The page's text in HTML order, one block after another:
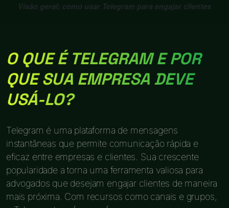
Visão geral: como usar Telegram para engajar clientes
O QUE É TELEGRAM E POR
QUE SUA EMPRESA DEVE
USÁ-LO?
Telegram é uma plataforma de mensagens
instantâneas que permite comunicação rápida e
eficaz entre empresas e clientes. Sua crescente
popularidade a torna uma ferramenta valiosa para
advogados que desejam engajar clientes de maneira
mais próxima. Com recursos como canais e grupos,